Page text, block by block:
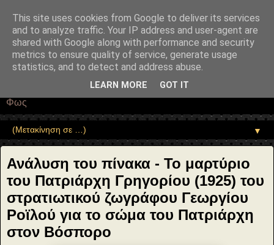
"potentialAction": { "@type": "ReadAction", "target":
"https://www.sophia-ntrekou.gr/2025/04/georgios-roilos-the-
martyrdom-of-patriarch-grigorios.html" } }
Αέναη επΑνάσταση
• Επιστήμη • Ψυχολογία • Λογοτεχνία • Τέχνες • Θεολογία •
Φιλοσοφία • Στοχασμοί... για τη μνήμη, τον άνθρωπο και το
Φως
▼
Ανάλυση του πίνακα - Το μαρτύριο
του Πατριάρχη Γρηγορίου (1925) του
στρατιωτικού ζωγράφου Γεωργίου
Ροϊλού για το σώμα του Πατριάρχη
στον Βόσπορο
This site uses cookies from Google to deliver its services
and to analyze traffic. Your IP address and user-agent are
shared with Google along with performance and security
metrics to ensure quality of service, generate usage
statistics, and to detect and address abuse.
LEARN MORE GOT IT